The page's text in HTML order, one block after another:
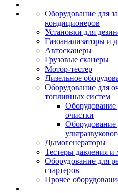
Оборудование для
кондиционеров
Установки для
Газоанализаторы и
Автосканеры
Грузовые сканеры
Мотор-тестер
Дизельное
Оборудование для
топливных систем
Оборудование
очистки
Оборудование
Дымогенераторы
Тестеры давления
Оборудование для
стартеров
Прочее